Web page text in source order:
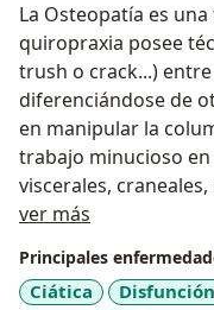
La Osteopatía es
quiropraxia posee
trush o crack...)
diferenciándose de
en manipular la
trabajo minucioso
viscerales,
blandas sobre el
embarazadas y
ver más
Principales
Ciática